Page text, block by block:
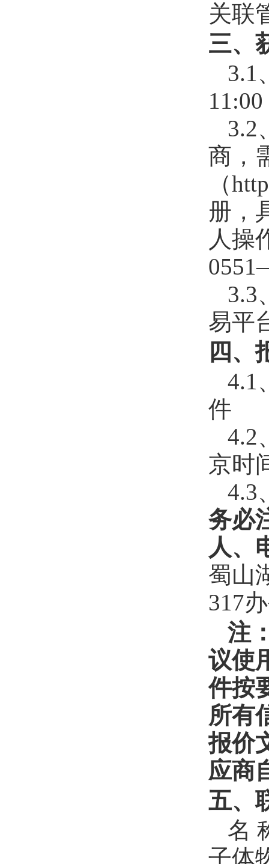
关联
三、
3.1
3.2
商，
（
册，
人操
3.3
易平
四、
4.1
件
4.2
京时
4.3
务必
人、
蜀山
317
注
议使
件按
所有
报价
应商
五、
名
子体